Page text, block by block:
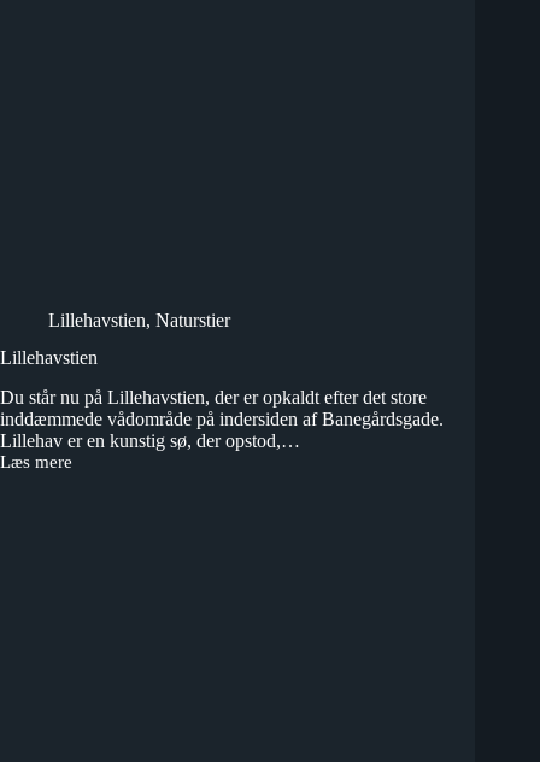
Lillehavstien, Naturstier
Lillehavstien
Du står nu på Lillehavstien, der er opkaldt efter det store
inddæmmede vådområde på indersiden af Banegårdsgade.
Lillehav er en kunstig sø, der opstod,…
Læs mere
Lillehavstien